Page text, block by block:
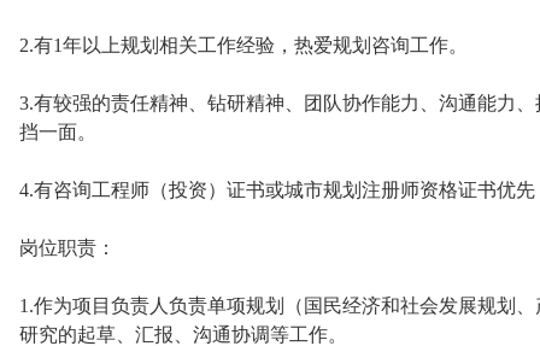
2.有1年以上规划相关工作经验，热爱规划咨询工作。
3.有较强的责任精神、钻研精神、团队协作能力、沟通能力
挡一面。
4.有咨询工程师（投资）证书或城市规划注册师资格证书优
岗位职责：
1.作为项目负责人负责单项规划（国民经济和社会发展规划
研究的起草、汇报、沟通协调等工作。